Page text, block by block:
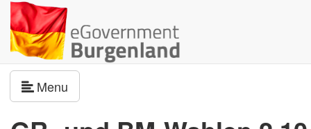
Menu